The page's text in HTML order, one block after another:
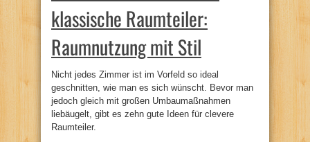
klassische Raumteiler:
Raumnutzung mit Stil
Nicht jedes Zimmer ist im Vorfeld so ideal
geschnitten, wie man es sich wünscht. Bevor man
jedoch gleich mit großen Umbaumaßnahmen
liebäugelt, gibt es zehn gute Ideen für clevere
Raumteiler.